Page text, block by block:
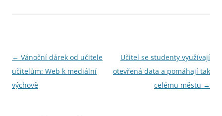
Navigace
pro
příspěvky
← Vánoční dárek od učitele
učitelům: Web k mediální
výchově
Učitel se studenty využívají
otevřená data a pomáhají tak
celému městu →